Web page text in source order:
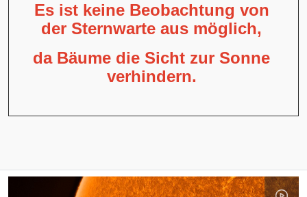
Es ist keine Beobachtung von
der Sternwarte aus möglich,
da Bäume die Sicht zur Sonne
verhindern.